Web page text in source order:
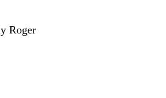
Roger